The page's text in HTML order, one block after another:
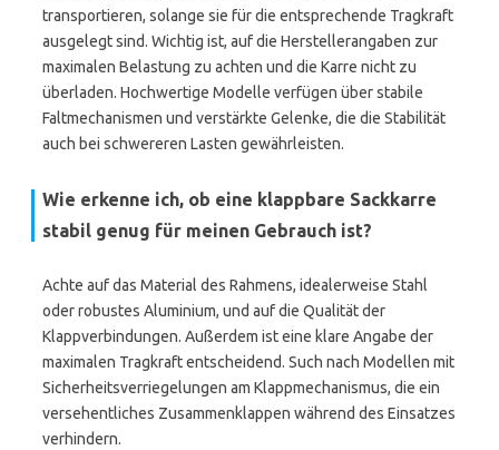
transportieren, solange sie für die entsprechende Tragkraft
ausgelegt sind. Wichtig ist, auf die Herstellerangaben zur
maximalen Belastung zu achten und die Karre nicht zu
überladen. Hochwertige Modelle verfügen über stabile
Faltmechanismen und verstärkte Gelenke, die die Stabilität
auch bei schwereren Lasten gewährleisten.
Wie erkenne ich, ob eine klappbare Sackkarre
stabil genug für meinen Gebrauch ist?
Achte auf das Material des Rahmens, idealerweise Stahl
oder robustes Aluminium, und auf die Qualität der
Klappverbindungen. Außerdem ist eine klare Angabe der
maximalen Tragkraft entscheidend. Such nach Modellen mit
Sicherheitsverriegelungen am Klappmechanismus, die ein
versehentliches Zusammenklappen während des Einsatzes
verhindern.